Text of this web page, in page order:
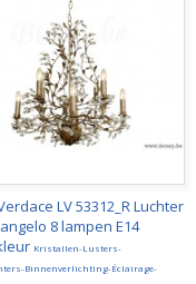
LV 53312_R Luchter
8 lampen E14
Kristallen-Lusters-
Binnenverlichting-Éclairage-